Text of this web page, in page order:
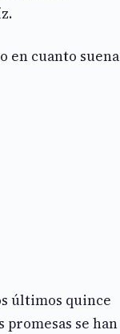
en cuanto suena
últimos quince
promesas se han